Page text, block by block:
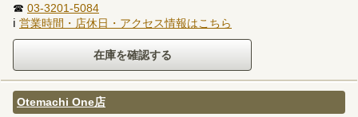
☎ 03-3201-5084
ℹ 営業時間・店休日・アクセス情報はこちら
Otemachi One店